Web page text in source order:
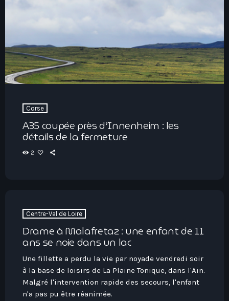
Corse
A35 coupée près d’Innenheim : les
détails de la fermeture
2
Centre-Val de Loire
Drame à Malafretaz : une enfant de 11
ans se noie dans un lac
Une fillette a perdu la vie par noyade vendredi soir
à la base de loisirs de La Plaine Tonique, dans l'Ain.
Malgré l'intervention rapide des secours, l'enfant
n'a pas pu être réanimée.